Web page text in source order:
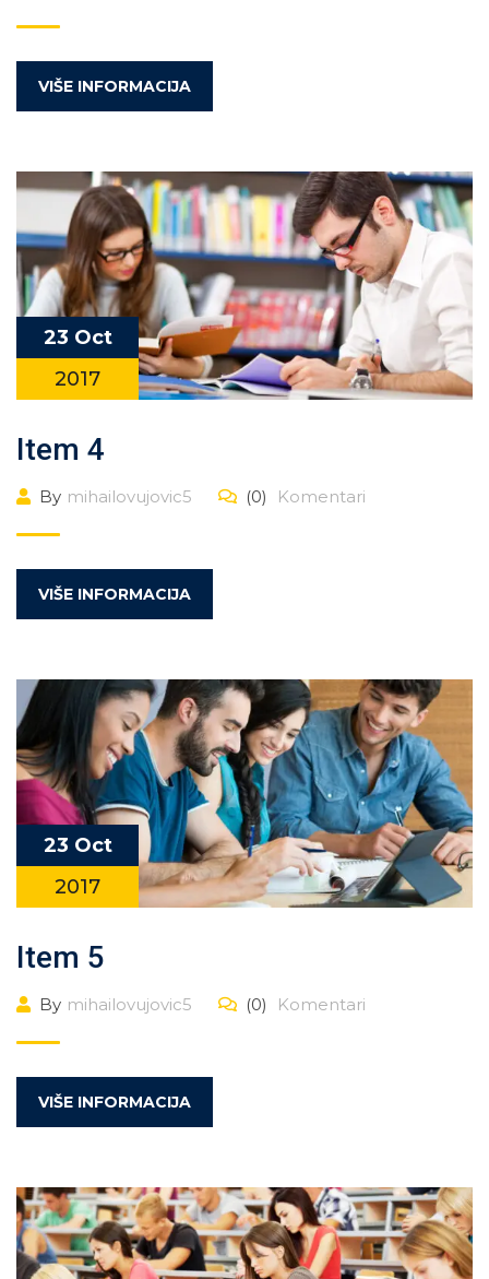
VIŠE INFORMACIJA
23 Oct
2017
Item 4
By mihailovujovic5 (0) Komentari
VIŠE INFORMACIJA
23 Oct
2017
Item 5
By mihailovujovic5 (0) Komentari
VIŠE INFORMACIJA